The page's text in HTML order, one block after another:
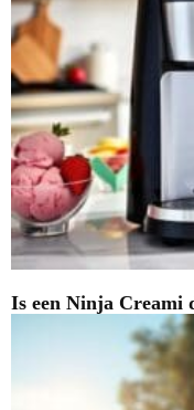
Is een Ninja Creami